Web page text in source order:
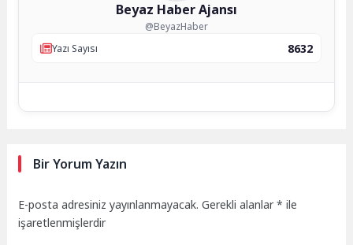
Beyaz Haber Ajansı
@BeyazHaber
Yazı Sayısı
8632
Bir Yorum Yazın
E-posta adresiniz yayınlanmayacak. Gerekli alanlar* ile
işaretlenmişlerdir